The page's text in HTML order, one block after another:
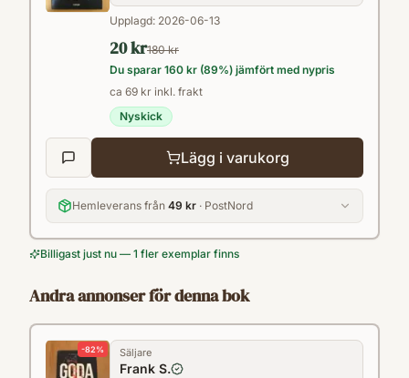
Upplagd: 2026-06-13
20 kr180 kr
Du sparar 160 kr (89%) jämfört med nypris
ca 69 kr inkl. frakt
Nyskick
Lägg i varukorg
Hemleverans från 49 kr · PostNord
Billigast just nu — 1 fler exemplar finns
Andra annonser för denna bok
-82% Säljare
Frank S.